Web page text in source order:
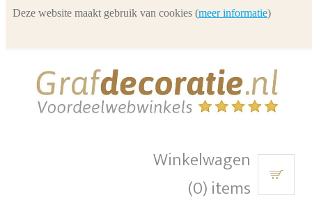
Winkelwagen
(0) items
Deze website maakt gebruik van cookies (meer informatie)